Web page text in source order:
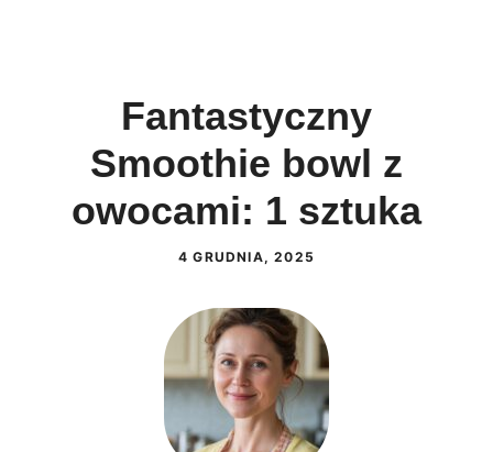
Fantastyczny
Smoothie bowl z
owocami: 1 sztuka
4 GRUDNIA, 2025